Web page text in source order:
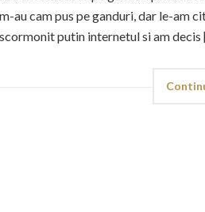
cam pus pe ganduri, dar le-am
putin internetul si am